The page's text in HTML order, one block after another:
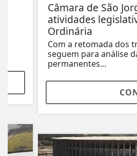
Câmara de São Jorge
atividades legislativas
Ordinária
Com a retomada dos
seguem para análise das
permanentes...